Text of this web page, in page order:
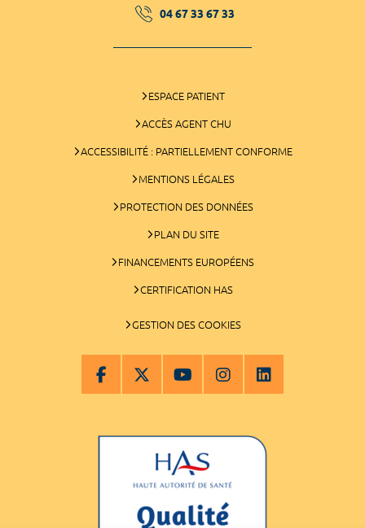
04 67 33 67 33
ESPACE PATIENT
ACCÈS AGENT CHU
ACCESSIBILITÉ : PARTIELLEMENT CONFORME
MENTIONS LÉGALES
PROTECTION DES DONNÉES
PLAN DU SITE
FINANCEMENTS EUROPÉENS
CERTIFICATION HAS
GESTION DES COOKIES